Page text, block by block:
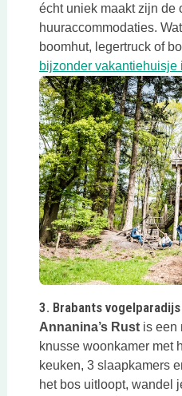
écht uniek maakt zijn de
huuraccommodaties.
boomhut, legertruck of
bijzonder vakantiehuisje
3. Brabants vogelparadijs
Annanina’s Rustis een
knusse woonkamer met
keuken, 3 slaapkamers
het bos uitloopt, wandel